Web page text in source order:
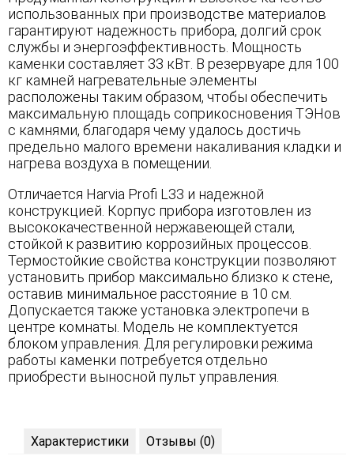
использованных при производстве материалов
гарантируют надежность прибора, долгий срок
службы и энергоэффективность. Мощность
каменки составляет 33 кВт. В резервуаре для 100
кг камней нагревательные элементы
расположены таким образом, чтобы обеспечить
максимальную площадь соприкосновения ТЭНов
с камнями, благодаря чему удалось достичь
предельно малого времени накаливания кладки и
нагрева воздуха в помещении.
Отличается Harvia Profi L33 и надежной
конструкцией. Корпус прибора изготовлен из
высококачественной нержавеющей стали,
стойкой к развитию коррозийных процессов.
Термостойкие свойства конструкции позволяют
установить прибор максимально близко к стене,
оставив минимальное расстояние в 10 см.
Допускается также установка электропечи в
центре комнаты. Модель не комплектуется
блоком управления. Для регулировки режима
работы каменки потребуется отдельно
приобрести выносной пульт управления.
Характеристики Отзывы (0)